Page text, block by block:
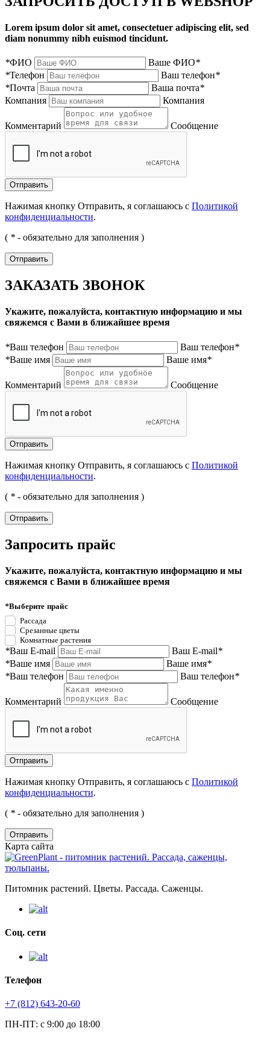
Lorem ipsum dolor sit amet, consectetuer adipiscing elit, sed
diam nonummy nibh euismod tincidunt.
*ФИО Ваше ФИО*
*Телефон Ваш телефон*
*Почта Ваша почта*
Компания
Компания
Комментарий Сообщение
Нажимая кнопку Отправить, я соглашаюсь с Политикой
конфиденциальности.
( * - обязательно для заполнения )
ЗАКАЗАТЬ ЗВОНОК
Укажите, пожалуйста, контактную информацию и мы
свяжемся с Вами в ближайшее время
*Ваш телефон Ваш телефон*
*Ваше имя Ваше имя*
Комментарий Сообщение
Нажимая кнопку Отправить, я соглашаюсь с Политикой
конфиденциальности.
( * - обязательно для заполнения )
Запросить прайс
Укажите, пожалуйста, контактную информацию и мы
свяжемся с Вами в ближайшее время
*Выберите прайс
Рассада
Срезанные цветы
Комнатные растения
*Ваш E-mail Ваш E-mail*
*Ваше имя Ваше имя*
*Ваш телефон Ваш телефон*
Комментарий Сообщение
Нажимая кнопку Отправить, я соглашаюсь с Политикой
конфиденциальности.
( * - обязательно для заполнения )
Отправить
Карта сайта
Питомник растений. Цветы. Рассада. Саженцы.
Соц. сети
Телефон
+7 (812) 643-20-60
ПН-ПТ: с 9:00 до 18:00